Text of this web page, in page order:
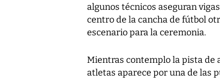
algunos técnicos aseguran
centro de la cancha de fútbol
escenario para la ceremonia.
Mientras contemplo la pista de
atletas aparece por una de las